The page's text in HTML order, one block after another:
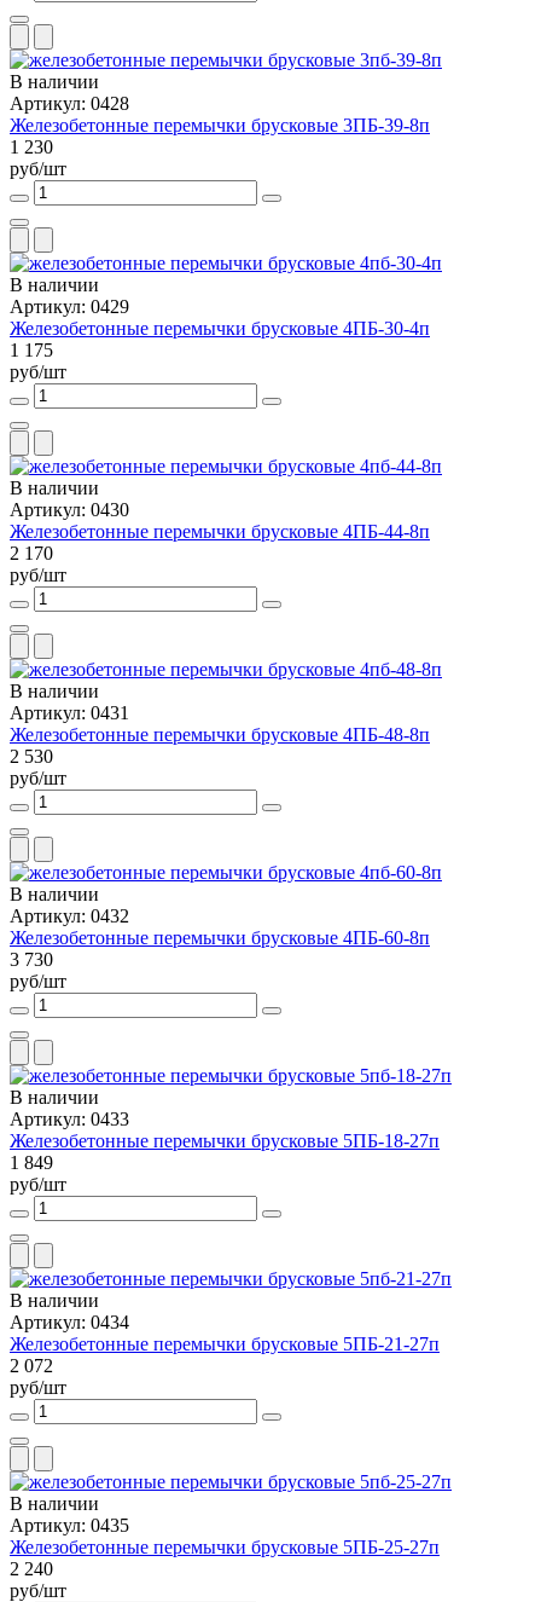
В наличии
Артикул: 0428
Железобетонные перемычки брусковые 3ПБ-39-8п
1 230
руб/шт
В наличии
Артикул: 0429
Железобетонные перемычки брусковые 4ПБ-30-4п
1 175
руб/шт
В наличии
Артикул: 0430
Железобетонные перемычки брусковые 4ПБ-44-8п
2 170
руб/шт
В наличии
Артикул: 0431
Железобетонные перемычки брусковые 4ПБ-48-8п
2 530
руб/шт
В наличии
Артикул: 0432
Железобетонные перемычки брусковые 4ПБ-60-8п
3 730
руб/шт
В наличии
Артикул: 0433
Железобетонные перемычки брусковые 5ПБ-18-27п
1 849
руб/шт
В наличии
Артикул: 0434
Железобетонные перемычки брусковые 5ПБ-21-27п
2 072
руб/шт
В наличии
Артикул: 0435
Железобетонные перемычки брусковые 5ПБ-25-27п
2 240
руб/шт